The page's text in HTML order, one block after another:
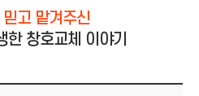
고 맡겨주신
한 창호교체 이야기